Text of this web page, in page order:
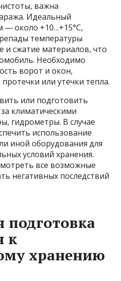
важна
Идеальный
около +10…+15°C,
температуры
сжатие материалов, что
Необходимо
ворот и окон,
или утечки тепла.
или подготовить
климатическими
гидрометры. В случае
использование
иной оборудования для
условий хранения.
все возможные
негативных последствий
подготовка
к
хранению